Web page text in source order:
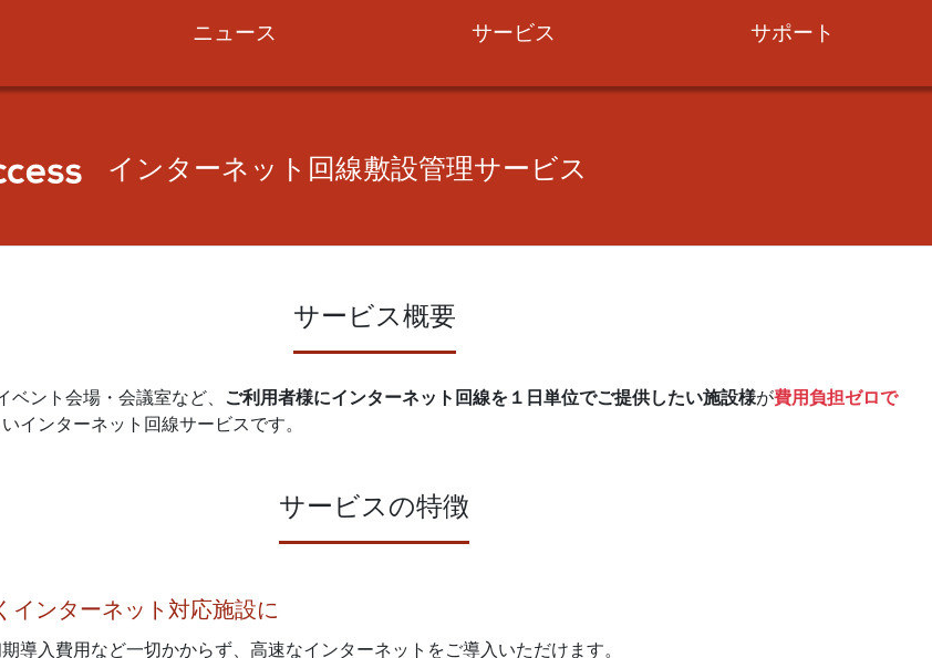
ニュース サービス サポート
インターネット回線敷設管理サービス
サービス概要
ベント会場・会議室など、 ご利用者様にインターネット回線を１日単位でご提供したい施設様が費用負担ゼロで
インターネット回線サービスです。
サービスの特徴
インターネット対応施設に
導入費用など一切かからず、高速なインターネットをご導入いただけます。